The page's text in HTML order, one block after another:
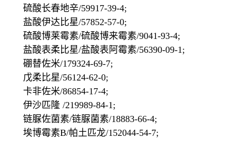
硫酸长春地辛/59917-39-4;
盐酸伊达比星/57852-57-0;
硫酸博莱霉素/硫酸博来霉素/9041-93-4;
盐酸表柔比星/盐酸表阿霉素/56390-09-1;
硼替佐米/179324-69-7;
戊柔比星/56124-62-0;
卡非佐米/86854-17-4;
伊沙匹隆 /219989-84-1;
链脲佐菌素/链脲菌素/18883-66-4;
埃博霉素B/帕土匹龙/152044-54-7;